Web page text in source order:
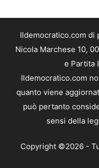
Ildemocratico.com di
Nicola Marchese 10,
e Partita
Ildemocratico.com
quanto viene
può pertanto
sensi della
Copyright ©2026 -